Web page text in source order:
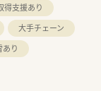
得支援あり
大手チェーン
あり